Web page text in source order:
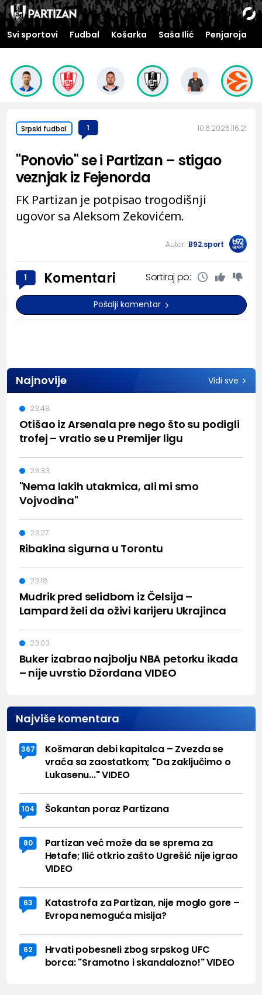
Svi sportovi Fudbal Košarka Saša Ilić Penjaroja
Srpski fudbal 1 10.6.2026. 16:21
"Ponovio" se i Partizan – stigao
veznjak iz Fejenorda
FK Partizan je potpisao trogodišnji
ugovor sa Aleksom Zekovićem.
Autor: B92.sport
1 Komentari Sortiraj po:
Pošalji komentar
Najnovije Vidi sve
Otišao iz Arsenala pre nego što su podigli
trofej – vratio se u Premijer ligu
23:48
"Nema lakih utakmica, ali mi smo
Vojvodina"
23:33
Ribakina sigurna u Torontu
23:27
Mudrik pred selidbom iz Čelsija –
Lampard želi da oživi karijeru Ukrajinca
23:18
Buker izabrao najbolju NBA petorku ikada
– nije uvrstio Džordana VIDEO
23:03
Najviše komentara
367
Košmaran debi kapitalca – Zvezda se
vraća sa zaostatkom; "Da zaključimo o
Lukasenu..." VIDEO
104 Šokantan poraz Partizana
80
Partizan već može da se sprema za
Hetafe; Ilić otkrio zašto Ugrešić nije igrao
VIDEO
63
Katastrofa za Partizan, nije moglo gore –
Evropa nemoguća misija?
62
Hrvati pobesneli zbog srpskog UFC
borca: "Sramotno i skandalozno!" VIDEO